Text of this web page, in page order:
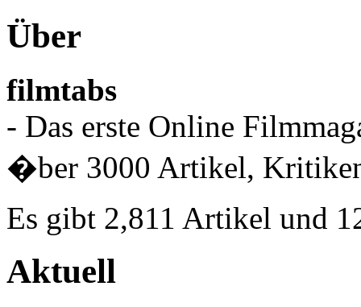
Über
filmtabs
- Das erste Online
�ber 3000 Artikel,
Es gibt 2,811 Artikel und
Aktuell